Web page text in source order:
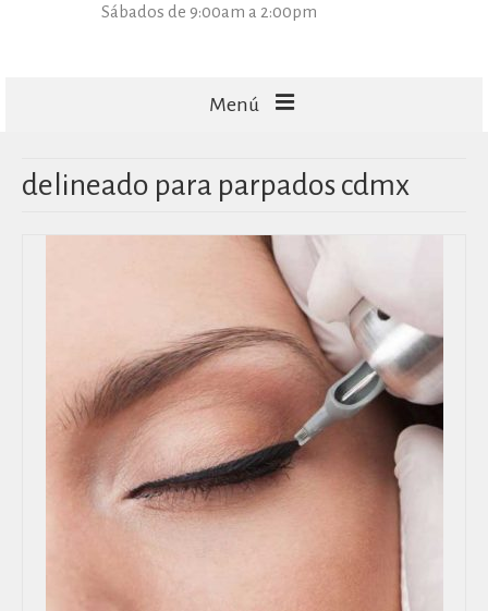
Sábados de 9:00am a 2:00pm
Menú
CAPILARES
TECNOLOGÍA
MASAJES
delineado para parpados cdmx